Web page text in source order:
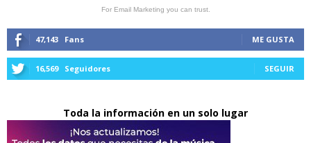
For Email Marketing you can trust.
47,143 Fans ME GUSTA
16,569 Seguidores SEGUIR
Toda la información en un solo lugar